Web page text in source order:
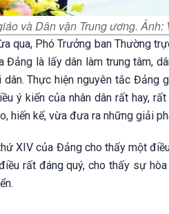
và Dân vận Trung ương. Ảnh:
Phó Trưởng ban Thường
Đảng là lấy dân làm trung tâm,
Thực hiện nguyên tắc Đảng
ý kiến của nhân dân rất hay,
hiến kế, vừa đưa ra những giải
XIV của Đảng cho thấy một
rất đáng quý, cho thấy sự